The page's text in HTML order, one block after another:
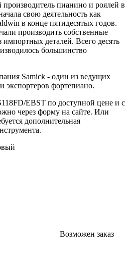
пианино и роялей в
свою деятельность как
в конце пятидесятых годов.
производить собственные
деталей. Всего десять
большинство
Samick - один из ведущих
экспортеров фортепиано.
EBST по доступной цене и с
через форму на сайте. Или
дополнительная
Возможен заказ